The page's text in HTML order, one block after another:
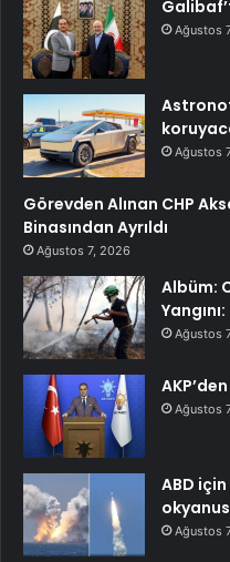
Ağustos
Ağustos
Görevden Alınan CHP
Binasından Ayrıldı
Ağustos 7, 2026
Albüm:
Ağustos
Ağustos
ABD
Ağustos